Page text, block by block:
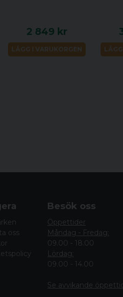
2 849 kr
LÄGG I VARUKORGEN
oss
Besök oss
Öppettider
Måndag - Fredag:
09.00 - 18.00
Lördag:
09.00 - 14.00
Se avvikande